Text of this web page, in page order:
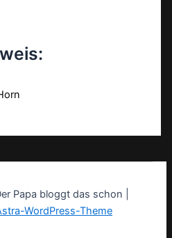
Papa bloggt das schon |
WordPress-Theme